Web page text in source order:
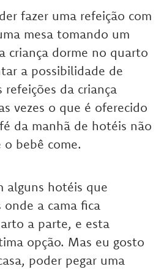
fazer uma refeição com
mesa tomando um
criança dorme no quarto
a possibilidade de
refeições da criança
vezes o que é oferecido
da manhã de hotéis não
bebê come.
alguns hotéis que
a cama fica
a parte, e esta
opção. Mas eu gosto
poder pegar uma